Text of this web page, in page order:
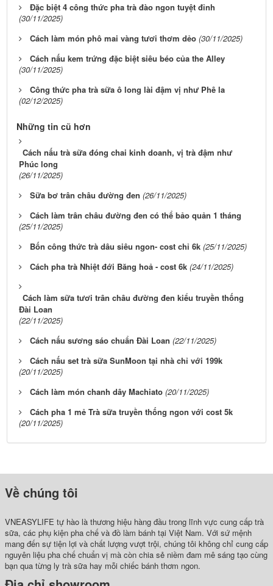
Đặc biệt 4 công thức pha trà đào ngon tuyệt đỉnh
(30/11/2025)
Cách làm món phô mai vàng tươi thơm dẻo (30/11/2025)
Cách nấu kem trứng đặc biệt siêu béo của the Alley
(30/11/2025)
Công thức pha trà sữa ô long lài đậm vị như Phê la
(02/12/2025)
Những tin cũ hơn
Cách nấu trà sữa đóng chai kinh doanh, vị trà đậm như
Phúc long
(26/11/2025)
Sữa bơ trân châu đường đen (26/11/2025)
Cách làm trân châu đường đen có thể bảo quản 1 tháng
(25/11/2025)
Bốn công thức trà dâu siêu ngon- cost chỉ 6k (25/11/2025)
Cách pha trà Nhiệt đới Băng hoả - cost 6k (24/11/2025)
Cách làm sữa tươi trân châu đường đen kiểu truyền thống
Đài Loan
(22/11/2025)
Cách nấu sương sáo chuẩn Đài Loan (22/11/2025)
Cách nấu set trà sữa SunMoon tại nhà chỉ với 199k
(20/11/2025)
Cách làm món chanh dây Machiato (20/11/2025)
Cách pha 1 mẻ Trà sữa truyền thống ngon với cost 5k
(20/11/2025)
Về chúng tôi
VNEASYLIFE tự hào là thương hiệu hàng đầu trong lĩnh vực cung cấp trà
sữa, các phụ kiện pha chế và đồ làm bánh tại Việt Nam. Với sứ mệnh
mang đến sự tiện lợi và chất lượng vượt trội, chúng tôi không chỉ cung cấp
nguyên liệu pha chế chuẩn vị mà còn chia sẻ niềm đam mê sáng tạo cùng
bạn qua từng ly trà sữa hay mỗi chiếc bánh thơm ngon.